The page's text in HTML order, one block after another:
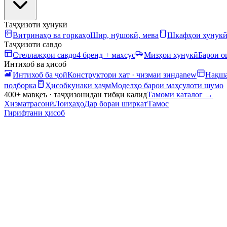
Таҷҳизоти хунукӣ
Витринаҳо ва горкаҳоШир, нӯшокӣ, мева Шкафҳои хунукӣ
Таҷҳизоти савдо
Стеллажҳои савдо4 бренд + махсус Мизҳои хунукӣБарои
Интихоб ва ҳисоб
Интихоб ба ҷойКонструктори хат · чизмаи зиндаnew
подборка
Ҳисобкунаки ҳаҷмМоделҳо барои маҳсулоти шумо
400+ мавқеъ · таҷҳизонидан тибқи калидТамоми каталог →
ХизматрасонӣЛоиҳаҳоДар бораи ширкатТамос
Гирифтани ҳисоб